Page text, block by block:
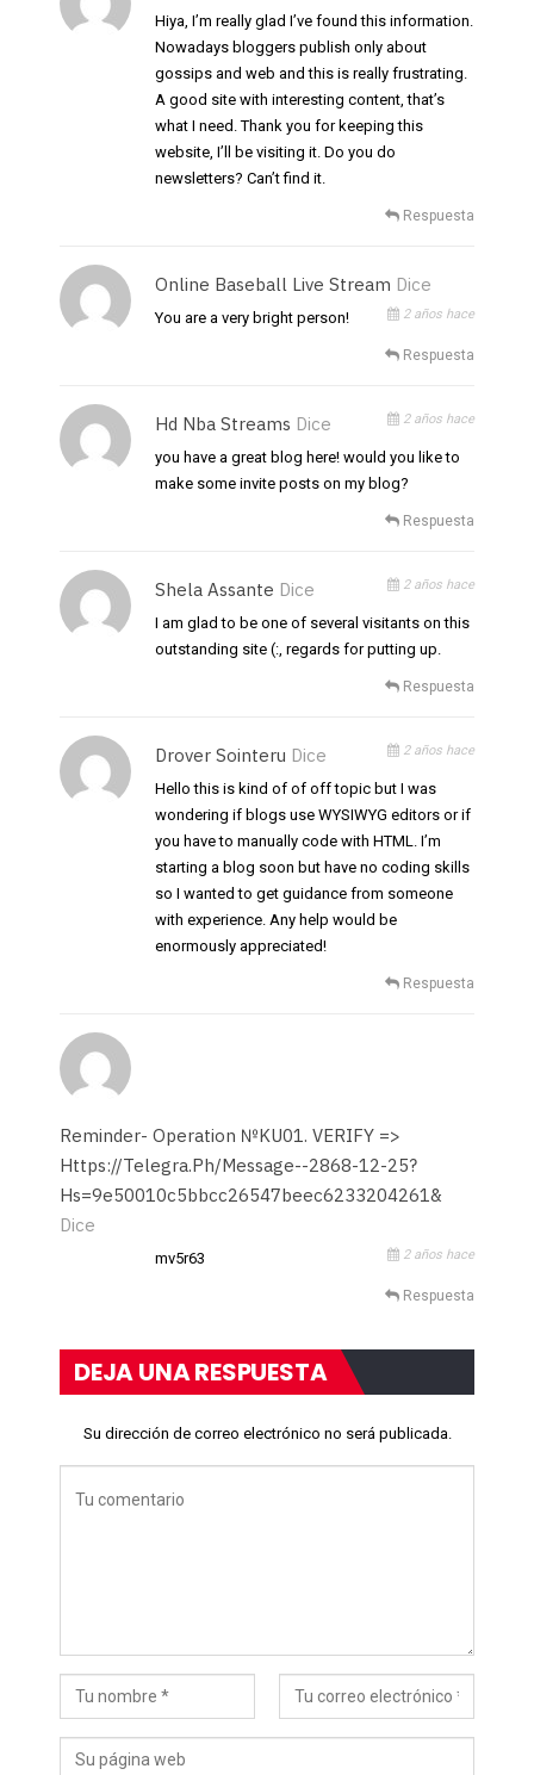
Hiya, I’m really glad I’ve found this information.
Nowadays bloggers publish only about
gossips and web and this is really frustrating.
A good site with interesting content, that’s
what I need. Thank you for keeping this
website, I’ll be visiting it. Do you do
newsletters? Can’t find it.
Respuesta
Online Baseball Live Stream Dice
2 años hace
You are a very bright person!
Respuesta
Hd Nba Streams Dice 2 años hace
you have a great blog here! would you like to
make some invite posts on my blog?
Respuesta
Shela Assante Dice 2 años hace
I am glad to be one of several visitants on this
outstanding site (:, regards for putting up.
Respuesta
Drover Sointeru Dice 2 años hace
Hello this is kind of of off topic but I was
wondering if blogs use WYSIWYG editors or if
you have to manually code with HTML. I’m
starting a blog soon but have no coding skills
so I wanted to get guidance from someone
with experience. Any help would be
enormously appreciated!
Respuesta
Reminder- Operation №KU01. VERIFY =>
Https://telegra.ph/Message--2868-12-25?
Hs=9e50010c5bbcc26547beec6233204261&
Dice
2 años hace
mv5r63
Respuesta
DEJA UNA RESPUESTA
Su dirección de correo electrónico no será publicada.